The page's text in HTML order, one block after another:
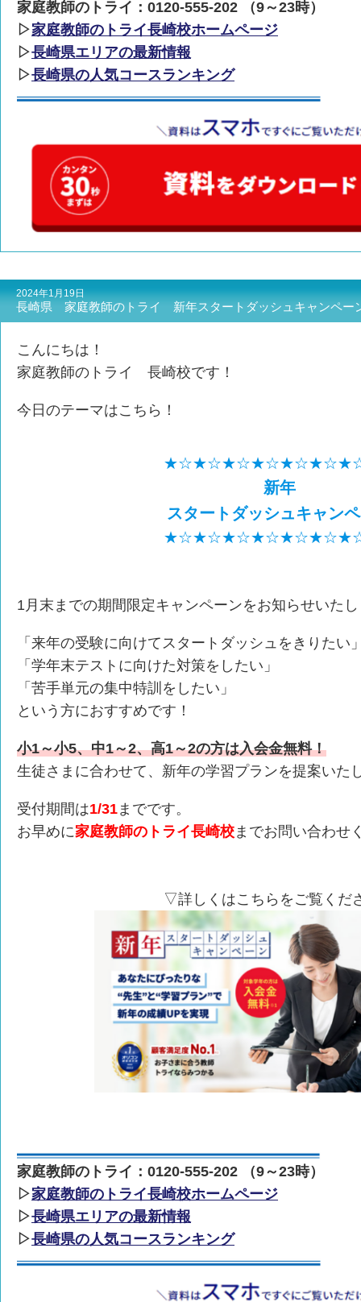
家庭教師のトライ：0120-555-202 （9～23時）
▷家庭教師のトライ長崎校ホームページ
▷長崎県エリアの最新情報
▷長崎県の人気コースランキング
2024年1月19日
長崎県 家庭教師のトライ 新年スタートダッシュキャンペー
こんにちは！
家庭教師のトライ 長崎校です！
今日のテーマはこちら！
新年
スタートダッシュキャン
1月末までの期間限定キャンペーンをお知らせいた
「来年の受験に向けてスタートダッシュをきりたい
「学年末テストに向けた対策をしたい」
「苦手単元の集中特訓をしたい」
という方におすすめです！
小1～小5、中1～2、高1～2の方は入会金無料！
生徒さまに合わせて、新年の学習プランを提案いた
受付期間は1/31 までです。
お早めに家庭教師のトライ長崎校 までお問い合わせ
▽詳しくはこちらをご覧くだ
家庭教師のトライ：0120-555-202 （9～23時）
▷家庭教師のトライ長崎校ホームページ
▷長崎県エリアの最新情報
▷長崎県の人気コースランキング